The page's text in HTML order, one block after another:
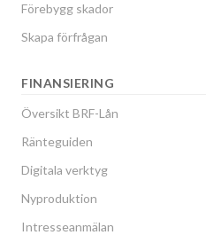
Förebygg skador
Skapa förfrågan
FINANSIERING
Översikt BRF-Lån
Ränteguiden
Digitala verktyg
Nyproduktion
Intresseanmälan